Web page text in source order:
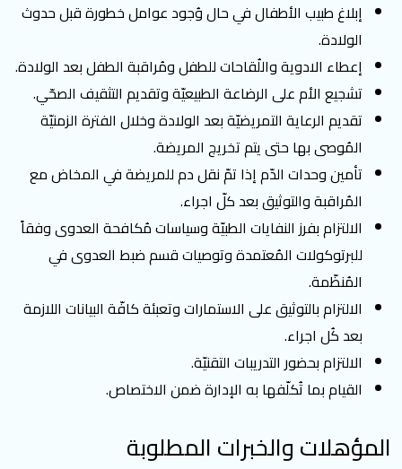
إبلاغ طبيب الأطفال في حال وُجود عوامل خطورة قبل حدوث
الولادة.
إعطاء الادوية واللُقاحات للطفل ومُراقبة الطفل بعد الولادة.
تشجيع الأم على الرضاعة الطبيعيّة وتقديم التثقيف الصحّي.
تقديم الرعاية التمريضيّة بعد الولادة وخلال الفترة الزمنيّة
المُوصى بها حتى يتم تخريج المريضة.
تأمين وحدات الدّم إذا تمّ نقل دم للمريضة في المخاض مع
المُراقبة والتوثيق بعد كلّ اجراء.
الالتزام بفرز النفايات الطبيّة وسياسات مُكافحة العدوى وفقاً
للبرتوكولات المُعتمدة وتوصيات قسم ضبط العدوى في
المُنظّمة.
الالتزام بالتوثيق على الاستمارات وتعبئة كافّة البيانات اللازمة
بعد كُل اجراء.
الالتزام بحضور التدريبات التقنيّة.
القيام بما تُكلّفها به الإدارة ضمن الاختصاص.
المؤهلات والخبرات المطلوبة